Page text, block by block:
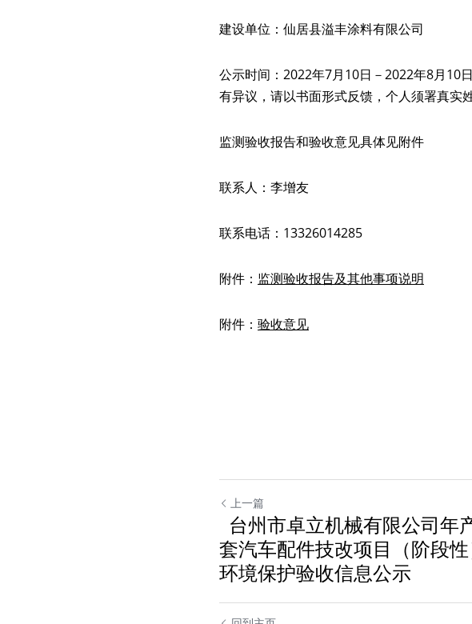
建设单位：仙居县溢丰涂料有限公司
公示时间：2022年7月10日－2022年8月10
有异议，请以书面形式反馈，个人须署真实
监测验收报告和验收意见具体见附件
联系人：李增友
联系电话：13326014285
附件： 监测验收报告及其他事项说明
附件： 验收意见
上一篇
台州市卓立机械有限公司年
套汽车配件技改项目（阶段
环境保护验收信息公示